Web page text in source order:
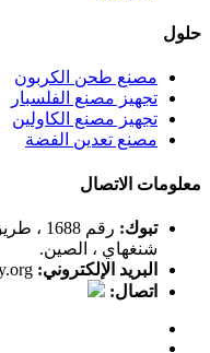
حلول
مصنع طحن الكربون
تجهيز مصنع الفلسبار
تجهيز مصنع الكاولين
مصنع تعدين الفضة
معلومات الاتصال
تبوك:
شنغهاي ، الصين.
البريد الإلكتروني:
اتصال: